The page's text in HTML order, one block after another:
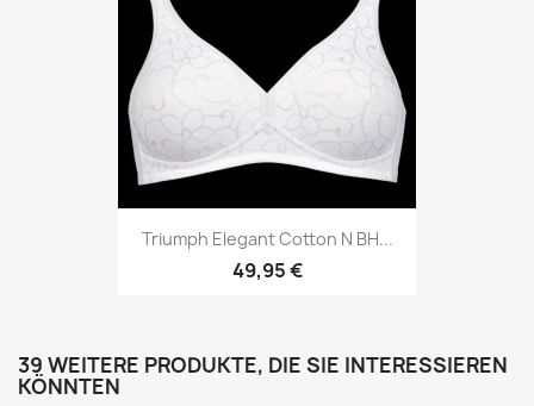
Triumph Elegant Cotton N BH...
49,95 €
39 WEITERE PRODUKTE, DIE SIE INTERESSIEREN
KÖNNTEN